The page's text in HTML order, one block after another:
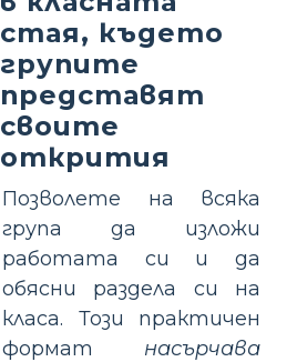
стая, където
групите
представят
своите
открития
Позволете на всяка
група да изложи
работата си и да
обясни раздела си на
класа. Този практичен
формат насърчава